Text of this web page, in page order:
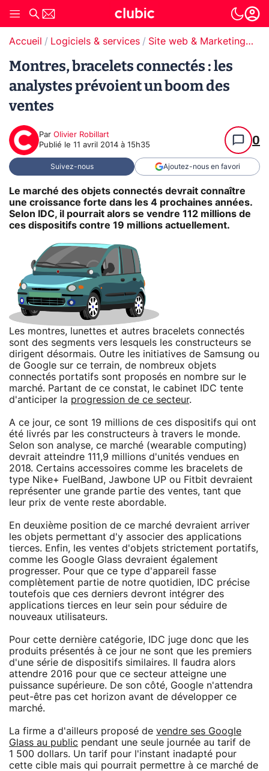
Accueil Logiciels & services Site web & Marketing Digital
Montres, bracelets connectés : les
analystes prévoient un boom des
ventes
Par Olivier Robillart
Publié le 11 avril 2014 à 15h35 0
Suivez-nous Ajoutez-nous en favori
Le marché des objets connectés devrait connaître
une croissance forte dans les 4 prochaines années.
Selon IDC, il pourrait alors se vendre 112 millions de
ces dispositifs contre 19 millions actuellement.
Les montres, lunettes et autres bracelets connectés
sont des segments vers lesquels les constructeurs se
dirigent désormais. Outre les initiatives de Samsung ou
de Google sur ce terrain, de nombreux objets
connectés portatifs sont proposés en nombre sur le
marché. Partant de ce constat, le cabinet IDC tente
d'anticiper la progression de ce secteur.
A ce jour, ce sont 19 millions de ces dispositifs qui ont
été livrés par les constructeurs à travers le monde.
Selon son analyse, ce marché (wearable computing)
devrait atteindre 111,9 millions d'unités vendues en
2018. Certains accessoires comme les bracelets de
type Nike+ FuelBand, Jawbone UP ou Fitbit devraient
représenter une grande partie des ventes, tant que
leur prix de vente reste abordable.
En deuxième position de ce marché devraient arriver
les objets permettant d'y associer des applications
tierces. Enfin, les ventes d'objets strictement portatifs,
comme les Google Glass devraient également
progresser. Pour que ce type d'appareil fasse
complètement partie de notre quotidien, IDC précise
toutefois que ces derniers devront intégrer des
applications tierces en leur sein pour séduire de
nouveaux utilisateurs.
Pour cette dernière catégorie, IDC juge donc que les
produits présentés à ce jour ne sont que les premiers
d'une série de dispositifs similaires. Il faudra alors
attendre 2016 pour que ce secteur atteigne une
puissance supérieure. De son côté, Google n'attendra
peut-être pas cet horizon avant de développer ce
marché.
La firme a d'ailleurs proposé de vendre ses Google
Glass au public pendant une seule journée au tarif de
1 500 dollars. Un tarif pour l'instant inadapté pour
cette cible mais qui pourrait permettre à ce marché de